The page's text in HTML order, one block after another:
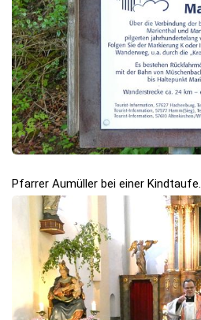
Pfarrer Aumüller bei einer Kindtaufe.